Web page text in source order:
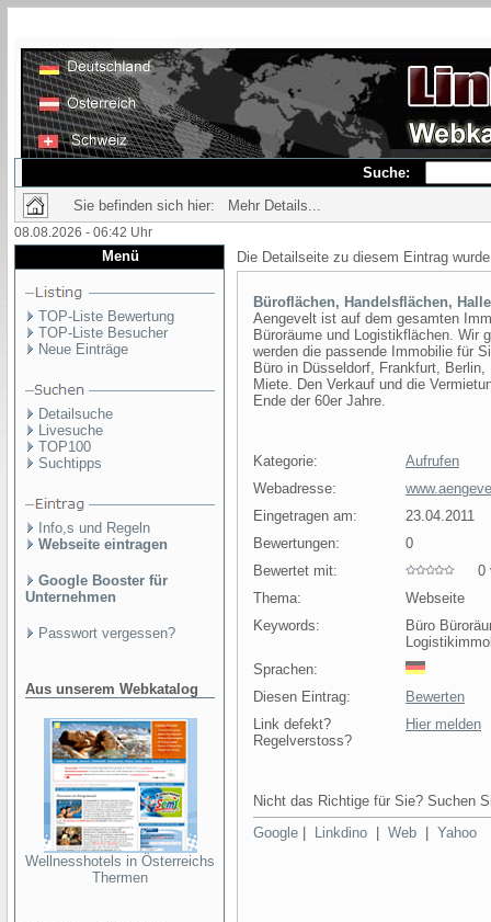
Suche:
Sie befinden sich hier: Mehr Details...
08.08.2026 - 06:42 Uhr
Menü
TOP-Liste Bewertung
TOP-Liste Besucher
Neue Einträge
Detailsuche
Livesuche
TOP100
Suchtipps
Info,s und Regeln
Webseite eintragen
Google Booster für
Unternehmen
Passwort vergessen?
Aus unserem Webkatalog
Wellnesshotels in Österreichs
Thermen
Die Detailseite zu diesem Eintrag
Büroflächen, Handelsflächen,
Aengevelt ist auf dem gesamten
Büroräume und Logistikflächen. Wir
werden die passende Immobilie für
Büro in Düsseldorf, Frankfurt,
Miete. Den Verkauf und die
Ende der 60er Jahre.
Kategorie:
Aufrufen
Webadresse:
Eingetragen am:
23.04.2011
Bewertungen:
0
Bewertet mit:
0
Thema:
Webseite
Keywords:
Büro
Sprachen:
Diesen Eintrag:
Bewerten
Link defekt?
Regelverstoss?
Hier melden
Nicht das Richtige für Sie? Suchen
Google
Linkdino Web Yahoo